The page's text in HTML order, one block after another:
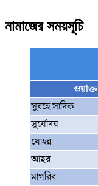
নামাজের সময়সূচি
ওয়াক্ত
সুবহে সাদিক
সূর্যোদয়
যোহর
আছর
মাগরিব